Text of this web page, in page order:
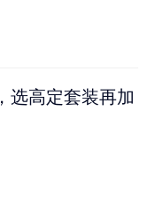
选高定套装再加